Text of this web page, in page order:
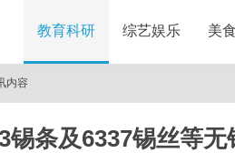
教育科研 综艺娱乐 美
内容
锡条及6337锡丝等